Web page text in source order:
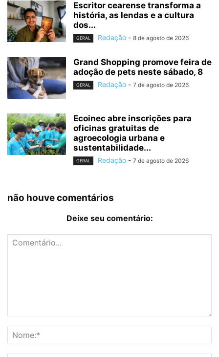
Escritor cearense transforma a
história, as lendas e a cultura
dos...
GERAL Redação - 8 de agosto de 2026
Grand Shopping promove feira de
adoção de pets neste sábado, 8
GERAL Redação - 7 de agosto de 2026
Ecoinec abre inscrições para
oficinas gratuitas de
agroecologia urbana e
sustentabilidade...
GERAL Redação - 7 de agosto de 2026
não houve comentários
Deixe seu comentário: